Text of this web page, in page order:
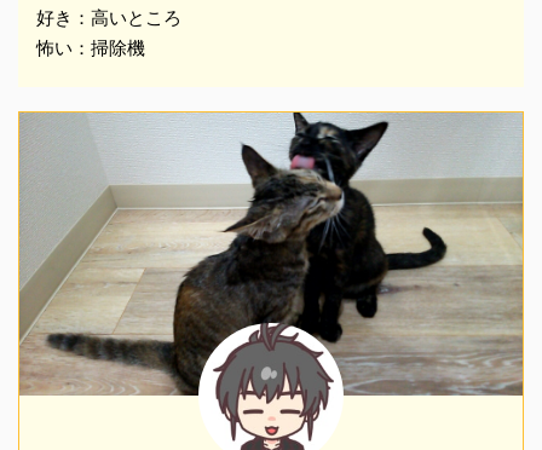
好き：高いところ
怖い：掃除機